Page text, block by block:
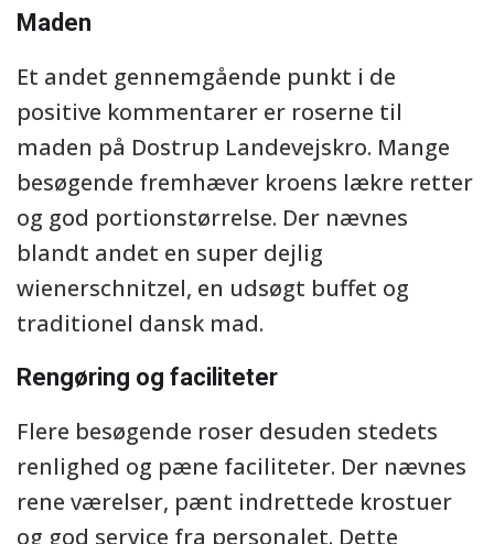
Maden
Et andet gennemgående punkt i de
positive kommentarer er roserne til
maden på Dostrup Landevejskro. Mange
besøgende fremhæver kroens lækre retter
og god portionstørrelse. Der nævnes
blandt andet en super dejlig
wienerschnitzel, en udsøgt buffet og
traditionel dansk mad.
Rengøring og faciliteter
Flere besøgende roser desuden stedets
renlighed og pæne faciliteter. Der nævnes
rene værelser, pænt indrettede krostuer
og god service fra personalet. Dette